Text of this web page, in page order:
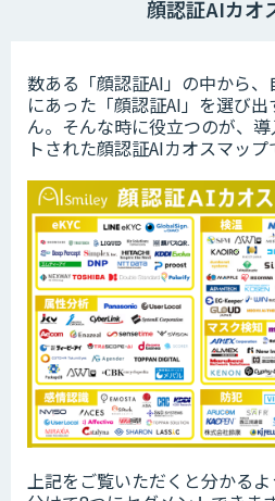
顔認証AIカオ
数ある「顔認証AI」の中から
にあった「顔認証AI」を選び
ん。そんな時に役立つのが、
トされた顔認証AIカオスマップ
上記をご覧いただくと分かる